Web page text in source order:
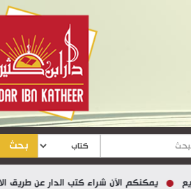
بحث
يمكنكم الآن شراء كتب الدار عن طريق